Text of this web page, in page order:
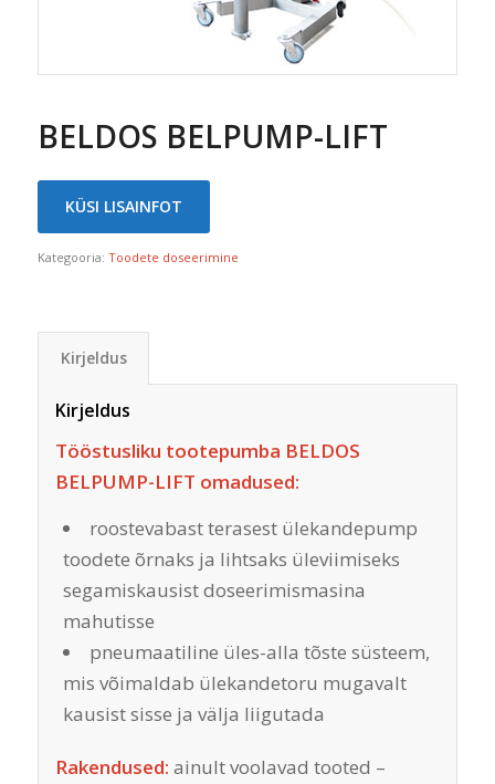
BELDOS BELPUMP-LIFT
KÜSI LISAINFOT
Kategooria: Toodete doseerimine
Kirjeldus
Kirjeldus
Tööstusliku tootepumba BELDOS
BELPUMP-LIFT omadused:
roostevabast terasest ülekandepump
toodete õrnaks ja lihtsaks üleviimiseks
segamiskausist doseerimismasina
mahutisse
pneumaatiline üles-alla tõste süsteem,
mis võimaldab ülekandetoru mugavalt
kausist sisse ja välja liigutada
Rakendused: ainult voolavad tooted –